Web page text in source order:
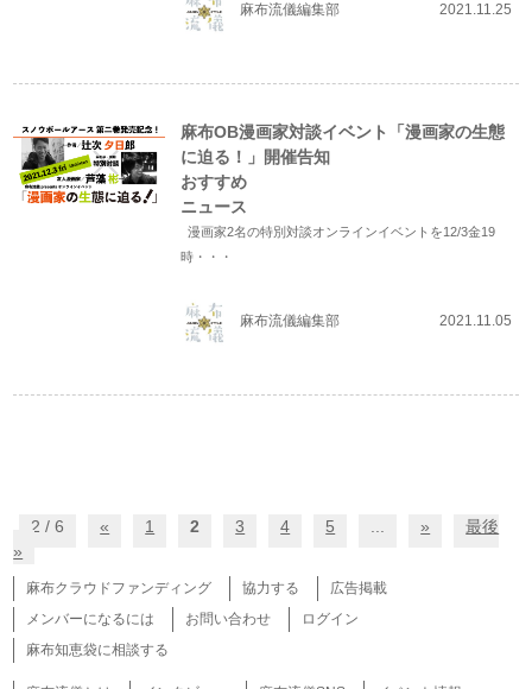
麻布流儀編集部 2021.11.25
麻布OB漫画家対談イベント「漫画家の生態
に迫る！」開催告知
おすすめ
ニュース
漫画家2名の特別対談オンラインイベントを12/3金19
時・・・
麻布流儀編集部 2021.11.05
2 / 6 « 1 2 3 4 5 »
最後
»
麻布クラウドファンディング 協力する
広告掲載
メンバーになるには
お問い合わせ
ログイン
麻布知恵袋に相談する